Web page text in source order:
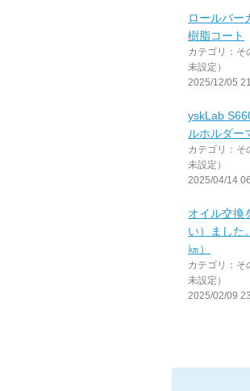
ロールバー
樹脂コート
カテゴリ：そ
未設定）
2025/12/05
yskLab
ルホルダー
カテゴリ：そ
未設定）
2025/04/14
オイル交換
い）ました
㎞）
カテゴリ：そ
未設定）
2025/02/09